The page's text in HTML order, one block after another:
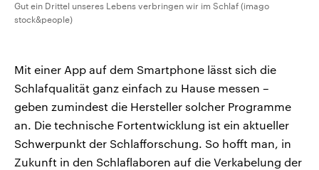
Gut ein Drittel unseres Lebens verbringen wir im Schlaf (imago
stock&people)
Mit einer App auf dem Smartphone lässt sich die
Schlafqualität ganz einfach zu Hause messen –
geben zumindest die Hersteller solcher Programme
an. Die technische Fortentwicklung ist ein aktueller
Schwerpunkt der Schlafforschung. So hofft man, in
Zukunft in den Schlaflaboren auf die Verkabelung der